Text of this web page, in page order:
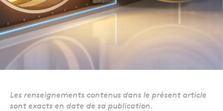
Les renseignements contenus dans le présent article
sont exacts en date de sa publication.